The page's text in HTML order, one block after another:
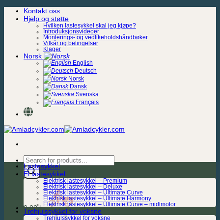
Skip
Kontakt oss
Hjelp og støtte
Hvilken lastesykkel skal jeg kjøpe?
Introduksjonsvideoer
Monterings- og vedlikeholdshåndbøker
Vilkår og betingelser
Klager
Norsk
English
Deutsch
Norsk
Dansk
Svenska
Français
Products
search
0,00kr.
Lastesykkel
El lastesykkel
Elektrisk lastesykkel – Premium
Elektrisk lastesykkel – Deluxe
Elektrisk lastesykkel – Ultimate Curve
Elektrisk lastesykkel – Ultimate Harmony
Elektrisk lastesykkel – Ultimate Curve – midtmotor
Trehjulssykkel for voksne
Trehjulssykkel for voksne